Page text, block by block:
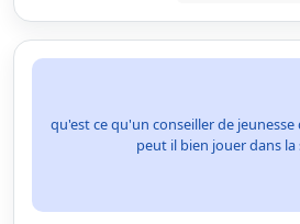
qu'est ce qu'un conseiller de
peut il bien jouer dans la